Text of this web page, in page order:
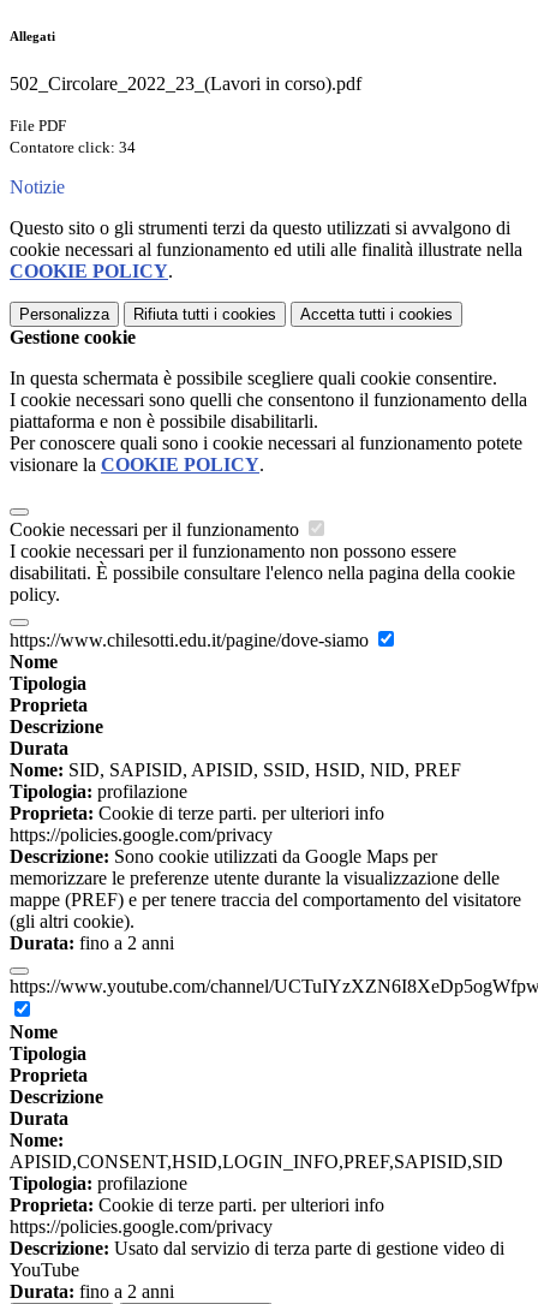
Allegati
502_Circolare_2022_23_(Lavori in corso).pdf
File PDF
Contatore click: 34
Notizie
Questo sito o gli strumenti terzi da questo utilizzati si avvalgono di
cookie necessari al funzionamento ed utili alle finalità illustrate nella
COOKIE POLICY.
Personalizza Rifiuta tutti i cookies Accetta tutti i cookies
Gestione cookie
In questa schermata è possibile scegliere quali cookie consentire.
I cookie necessari sono quelli che consentono il funzionamento della
piattaforma e non è possibile disabilitarli.
Per conoscere quali sono i cookie necessari al funzionamento potete
visionare la COOKIE POLICY.
Cookie necessari per il funzionamento
I cookie necessari per il funzionamento non possono essere
disabilitati. È possibile consultare l'elenco nella pagina della cookie
policy.
https://www.chilesotti.edu.it/pagine/dove-siamo
Nome
Tipologia
Proprieta
Descrizione
Durata
Nome: SID, SAPISID, APISID, SSID, HSID, NID, PREF
Tipologia: profilazione
Proprieta: Cookie di terze parti. per ulteriori info
https://policies.google.com/privacy
Descrizione: Sono cookie utilizzati da Google Maps per
memorizzare le preferenze utente durante la visualizzazione delle
mappe (PREF) e per tenere traccia del comportamento del visitatore
(gli altri cookie).
Durata: fino a 2 anni
https://www.youtube.com/channel/
Nome
Tipologia
Proprieta
Descrizione
Durata
Nome:
APISID,CONSENT,HSID,LOGIN_INFO,PREF,SAPISID,SID
Tipologia: profilazione
Proprieta: Cookie di terze parti. per ulteriori info
https://policies.google.com/privacy
Descrizione: Usato dal servizio di terza parte di gestione video di
YouTube
Durata: fino a 2 anni